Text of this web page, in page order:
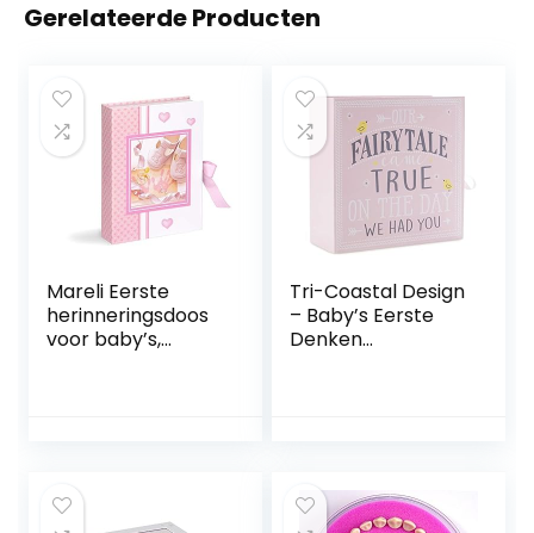
Gerelateerde Producten
Mareli Eerste
herinneringsdoos
voor baby’s,
Tri-Coastal Design
– Baby’s Eerste
Denken
(Fairytale)